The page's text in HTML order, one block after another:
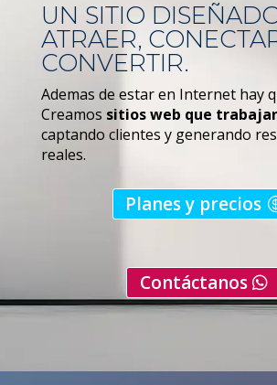
UN SITIO
ATRAER,
CONVERTIR.
Ademas de estar en Internet hay
Creamos sitios web que
captando clientes y generando
reales.
Planes y precios
Contáctanos